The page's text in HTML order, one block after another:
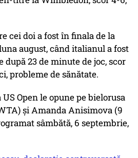
cei doi a fost în finala de la
august, când italianul a fost
după 23 de minute de joc, scor
probleme de sănătate.
Open le opune pe bielorusa
și Amanda Anisimova (9
sâmbătă, 6 septembrie,